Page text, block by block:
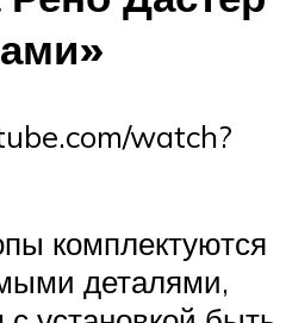
watch?
комплектуются
деталями,